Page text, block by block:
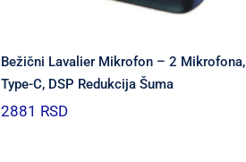
Bežični Lavalier Mikrofon – 2 Mikrofona,
Type-C, DSP Redukcija Šuma
2881 RSD